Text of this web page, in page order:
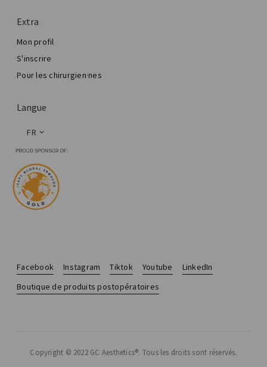
Extra
Mon profil
S'inscrire
Pour les chirurgien·nes
Langue
FR
Facebook Instagram Tiktok Youtube
LinkedIn
Boutique de produits postopératoires
Copyright © 2022 GC Aesthetics®. Tous les droits sont réservés.